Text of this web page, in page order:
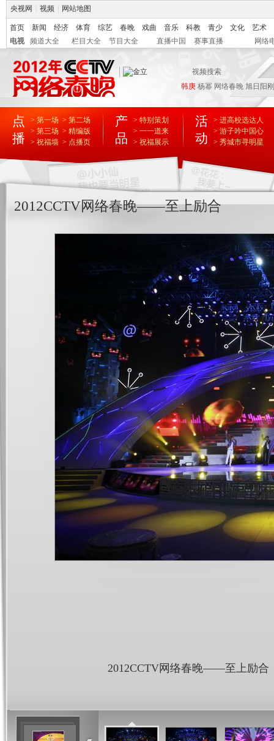
央视网 视频 网站地图
首页 新闻 经济 体育 综艺 春晚 戏曲 音乐 科教 青少 文化
艺术
电视
频道大全 栏目大全 节目大全 直播中国 赛事直播 网络
韩庚 杨幂 网络春晚 旭日阳刚
点
播
> 第一场 > 第二场
> 第三场 > 精编版
> 祝福墙 > 点播页
产
品
> 特别策划
> 一一道来
> 祝福展示
活
动
> 进高校选达人
> 游子吟中国心
> 秀城市寻明星
2012CCTV网络春晚——至上励合
2012CCTV网络春晚——至上励合